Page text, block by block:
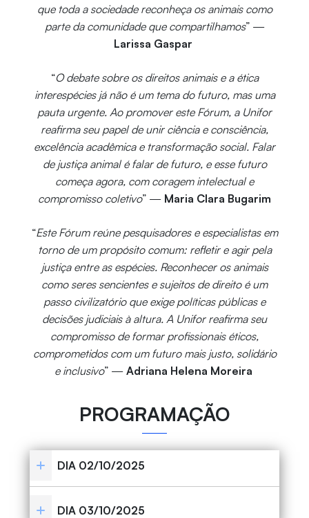
que toda a sociedade reconheça os animais como
parte da comunidade que compartilhamos” —
Larissa Gaspar
“O debate sobre os direitos animais e a ética
interespécies já não é um tema do futuro, mas uma
pauta urgente. Ao promover este Fórum, a Unifor
reafirma seu papel de unir ciência e consciência,
excelência acadêmica e transformação social. Falar
de justiça animal é falar de futuro, e esse futuro
começa agora, com coragem intelectual e
compromisso coletivo” — Maria Clara Bugarim
“Este Fórum reúne pesquisadores e especialistas em
torno de um propósito comum: refletir e agir pela
justiça entre as espécies. Reconhecer os animais
como seres sencientes e sujeitos de direito é um
passo civilizatório que exige políticas públicas e
decisões judiciais à altura. A Unifor reafirma seu
compromisso de formar profissionais éticos,
comprometidos com um futuro mais justo, solidário
e inclusivo” — Adriana Helena Moreira
PROGRAMAÇÃO
DIA 02/10/2025
DIA 03/10/2025